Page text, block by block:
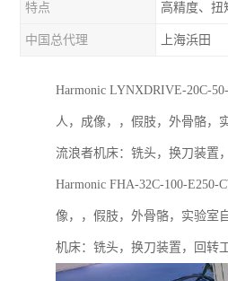
特点 高精度、扭
中国总代理 上海浜田
Harmonic LYNXDRIVE-20C-
人，成像，，假肢，外骨骼，
流浪者机床：铣头，换刀装置
Harmonic FHA-32C-100-
像，，假肢，外骨骼，实验室
机床：铣头，换刀装置，回转